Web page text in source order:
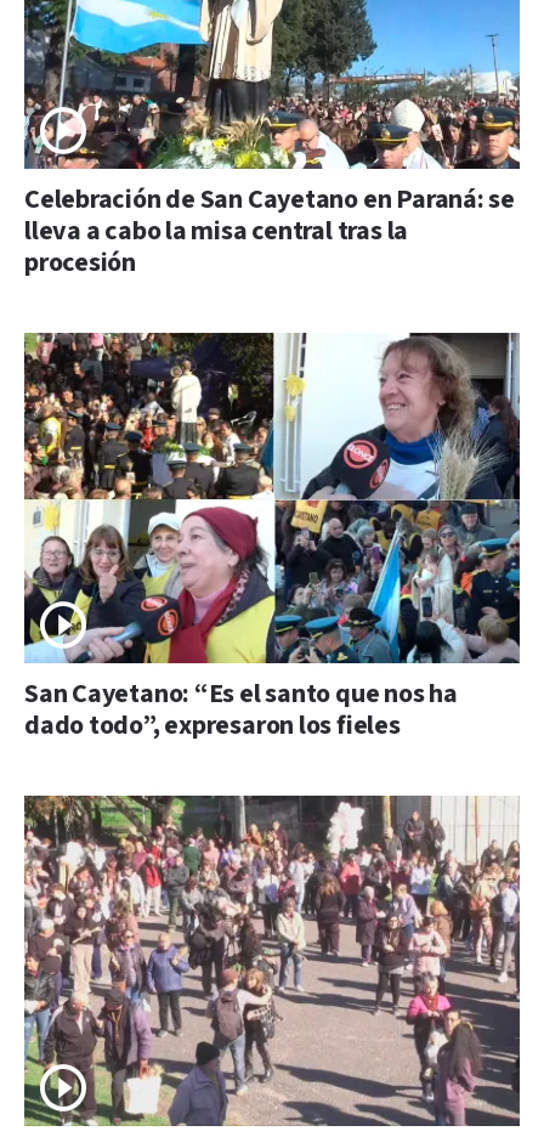
Celebración de San Cayetano en Paraná: se
lleva a cabo la misa central tras la
procesión
San Cayetano: “Es el santo que nos ha
dado todo”, expresaron los fieles